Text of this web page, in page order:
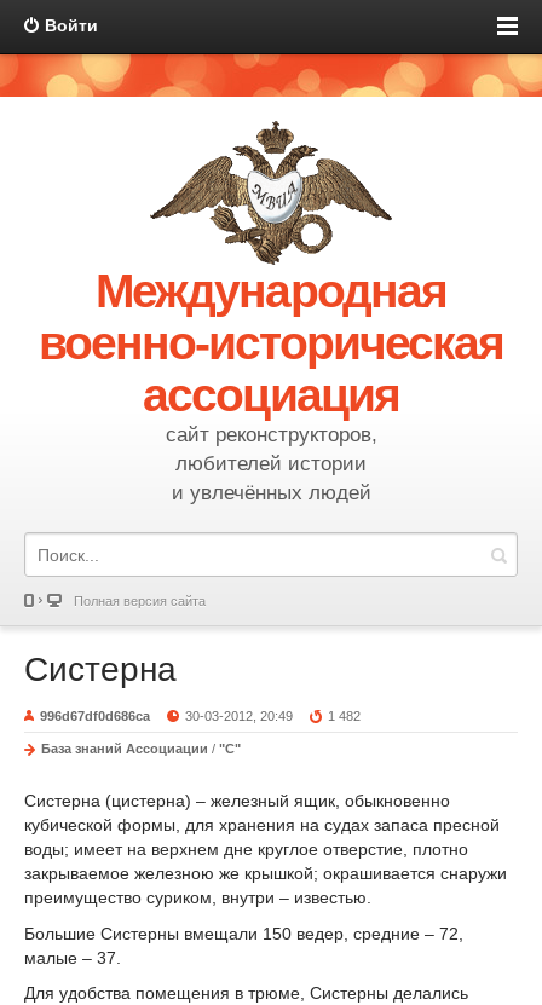
Войти
Международная
военно-историческая
ассоциация
сайт реконструкторов,
любителей истории
и увлечённых людей
Полная версия сайта
Систерна
996d67df0d686ca 30-03-2012, 20:49 1 482
База знаний Ассоциации / "С"
Систерна (цистерна) – железный ящик, обыкновенно
кубической формы, для хранения на судах запаса пресной
воды; имеет на верхнем дне круглое отверстие, плотно
закрываемое железною же крышкой; окрашивается снаружи
преимущество суриком, внутри – известью.
Большие Систерны вмещали 150 ведер, средние – 72,
малые – 37.
Для удобства помещения в трюме, Систерны делались